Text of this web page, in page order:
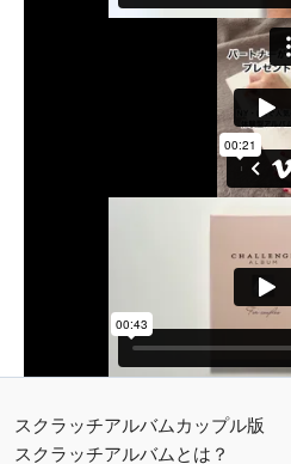
スクラッチアルバムカップル版
スクラッチアルバムとは？